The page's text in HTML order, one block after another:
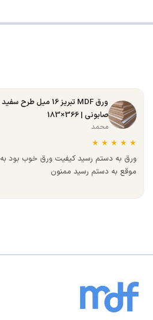
ورق MDF تبریز 16 میل طرح سفید
صابونی | 366×183
محمد
★
★
★
★
★
ورق به دستم رسید کیفیت ورق خوب بود به
موقع به دستم رسید ممنون